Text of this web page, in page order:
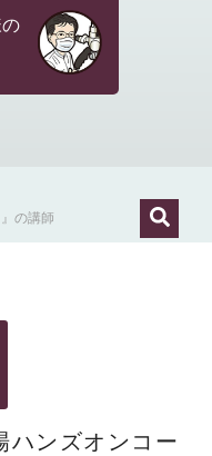
の講師
ハンズオンコー